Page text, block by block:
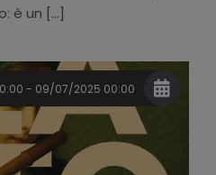
è un [...]
- 09/07/2025 00:00